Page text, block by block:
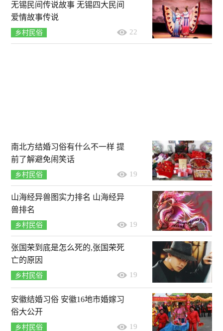
无锡民间传说故事 无锡四大民间
爱情故事传说
乡村民俗 22
南北方结婚习俗有什么不一样 提
前了解避免闹笑话
乡村民俗 19
山海经异兽图实力排名 山海经异
兽排名
乡村民俗 19
张国荣到底是怎么死的,张国荣死
亡的原因
乡村民俗 19
安徽结婚习俗 安徽16地市婚嫁习
俗大公开
乡村民俗 19